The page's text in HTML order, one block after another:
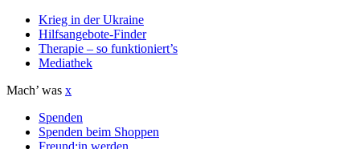
Krieg in der Ukraine
Hilfsangebote-Finder
Therapie – so funktioniert’s
Mediathek
Mach’ was x
Spenden
Spenden beim Shoppen
Freund:in werden